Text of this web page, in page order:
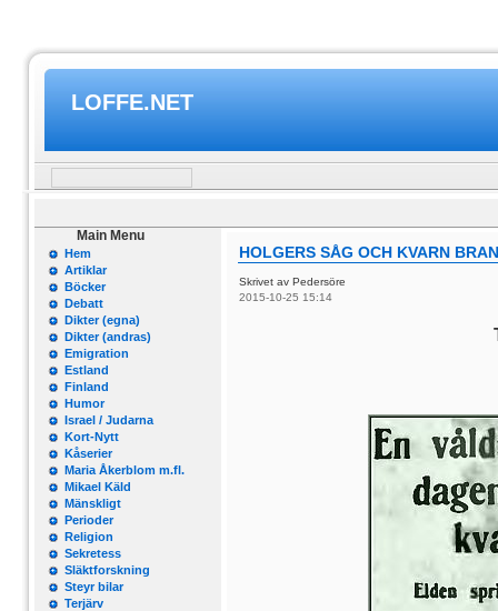
LOFFE.NET
Main Menu
Hem
Artiklar
Böcker
Debatt
Dikter (egna)
Dikter (andras)
Emigration
Estland
Finland
Humor
Israel / Judarna
Kort-Nytt
Kåserier
Maria Åkerblom m.fl.
Mikael Käld
Mänskligt
Perioder
Religion
Sekretess
Släktforskning
Steyr bilar
Terjärv
HOLGERS SÅG OCH KVARN
Skrivet av Pedersöre
2015-10-25 15:14